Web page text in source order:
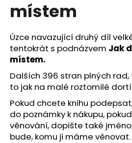
místem
Úzce navazující druhý díl
tentokrát s podnázvem Jak
místem.
Dalších 396 stran plných
to jak na malé roztomilé
Pokud chcete knihu
do poznámky k nákupu,
věnování, dopište také
bude, komu ji máme věnovat.
r
u
u
j
e
e